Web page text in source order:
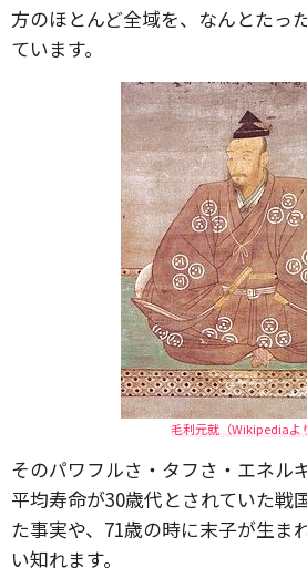
方のほとんど全域を、なんとたっ
ています。
毛利元就（Wikipediaよ
そのパワフルさ・タフさ・エネル
平均寿命が30歳代とされていた戦
た事実や、71歳の時に末子が生ま
い知れます。